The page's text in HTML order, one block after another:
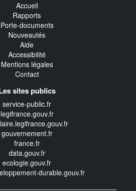
Accueil
Rapports
Porte-documents
Nouveautés
Aide
Accessibilité
Mentions légales
Contact
sites publics
service-public.fr
legifrance.gouv.fr
gouvernement.fr
france.fr
data.gouv.fr
ecologie.gouv.fr
durable.gouv.fr